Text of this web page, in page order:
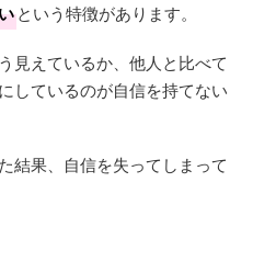
という特徴があります。
見えているか、他人と比べて
しているのが自信を持てない
結果、自信を失ってしまって